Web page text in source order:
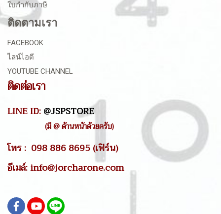
ใบกำกับภาษี
ติดตามเรา
FACEBOOK
ไลน์ไอดี
YOUTUBE CHANNEL
ติดต่อเรา
LINE ID:@JSPSTORE
(มี @ ด้านหน้าด้วยครับ)
โทร : 098 886 8695 (เฟิร์น)
อีเมล์: info@jorcharone.com